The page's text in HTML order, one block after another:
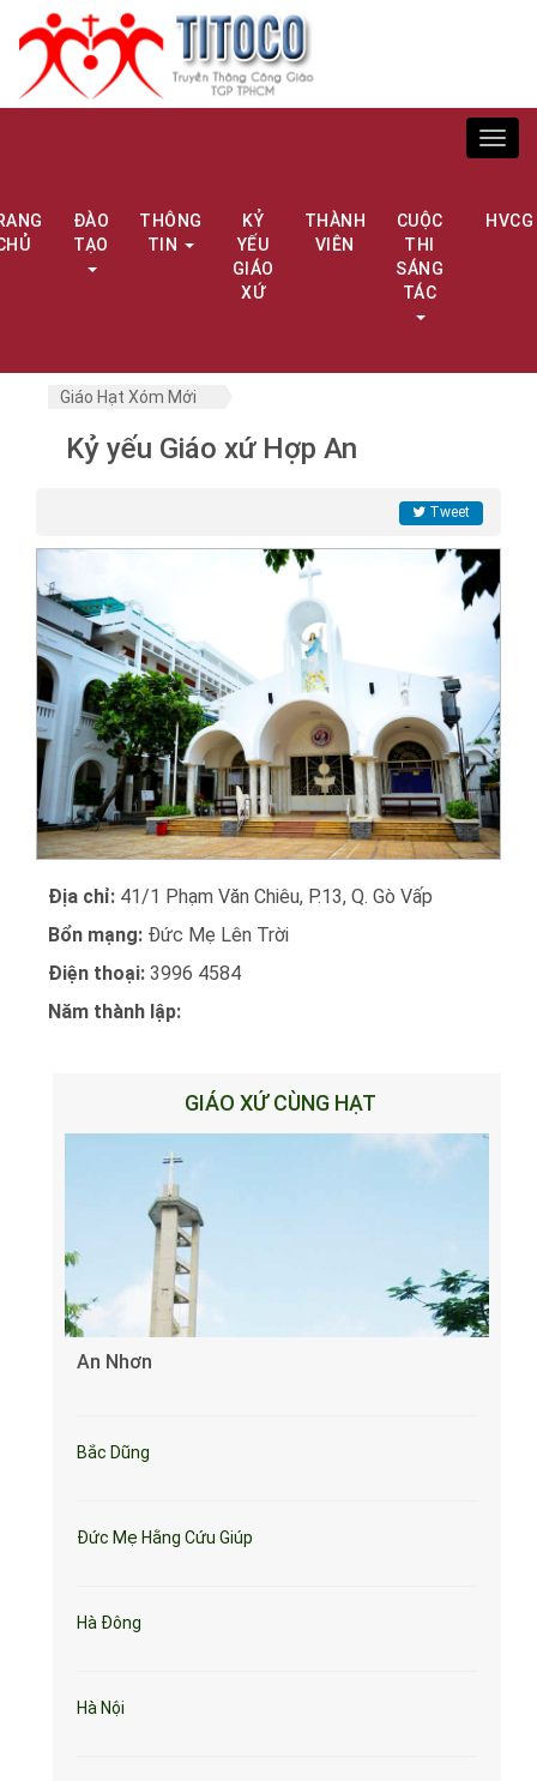
ĐÀO
TẠO
THÔNG
TIN
KỶ
YẾU
GIÁO
XỨ
THÀNH
VIÊN
CUỘC
THI
SÁNG
TÁC
HVCG
Giáo Hạt Xóm Mới
Kỷ yếu Giáo xứ Hợp An
Tweet
Địa chỉ: 41/1 Phạm Văn Chiêu, P.13, Q. Gò Vấp
Bổn mạng: Đức Mẹ Lên Trời
Điện thoại: 3996 4584
Năm thành lập:
GIÁO XỨ CÙNG HẠT
An Nhơn
Bắc Dũng
Đức Mẹ Hằng Cứu Giúp
Hà Đông
Hà Nội